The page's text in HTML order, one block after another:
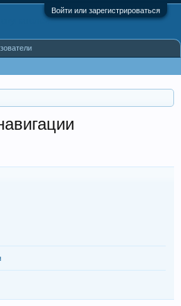
Войти или зарегистрироваться